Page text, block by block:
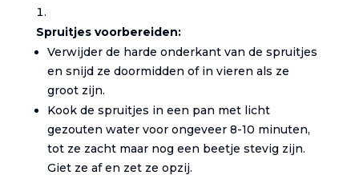
Spruitjes voorbereiden:
Verwijder de harde onderkant van de spruitjes
en snijd ze doormidden of in vieren als ze
groot zijn.
Kook de spruitjes in een pan met licht
gezouten water voor ongeveer 8-10 minuten,
tot ze zacht maar nog een beetje stevig zijn.
Giet ze af en zet ze opzij.